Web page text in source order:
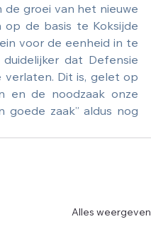
de groei van het nieuwe
de basis te Koksijde
voor de eenheid in te
dat Defensie
verlaten. Dit is, gelet op
en de noodzaak onze
goede zaak” aldus nog
Alles weergeven